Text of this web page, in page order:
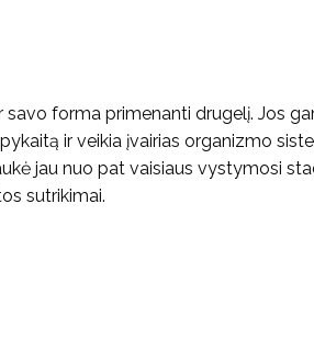
forma primenanti drugelį. Jos
ir veikia įvairias organizmo
jau nuo pat vaisiaus vystymosi
sutrikimai.